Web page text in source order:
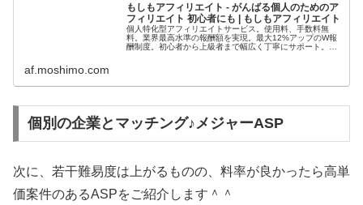
もしもアフィリエイト - がんばる個人のためのア
フィリエイト 初心者にも | もしもアフィリエイト
個人特化型アフィリエイトサービス。使用料、手数料無
料。業界最高水準の報酬額を実現。最大12%アップのW報
酬制度。初心者から上級者まで幅広く丁寧にサポート。も
af.moshimo.com
個別の企業とマッチング♪メジャーASP
次に、若干難易度は上がるものの、料率が良かったら高単
価案件のあるASPをご紹介します＾＾